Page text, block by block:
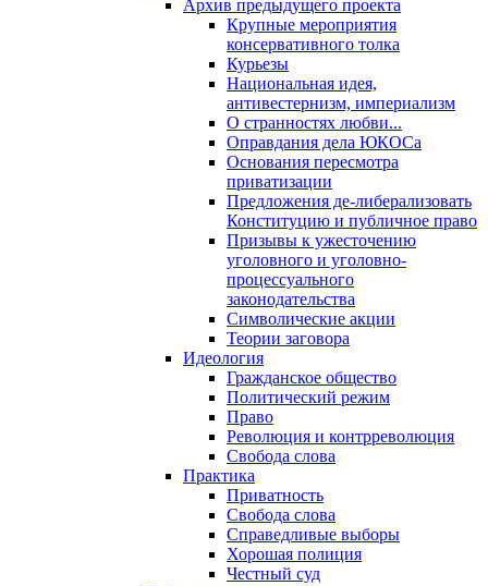
Архив предыдущего проекта
Крупные мероприятия
консервативного толка
Курьезы
Национальная идея,
антивестернизм, империализм
О странностях любви...
Оправдания дела ЮКОСа
Основания пересмотра
приватизации
Предложения де-либерализовать
Конституцию и публичное право
Призывы к ужесточению
уголовного и уголовно-
процессуального
законодательства
Символические акции
Теории заговора
Идеология
Гражданское общество
Политический режим
Право
Революция и контрреволюция
Свобода слова
Практика
Приватность
Свобода слова
Справедливые выборы
Хорошая полиция
Честный суд